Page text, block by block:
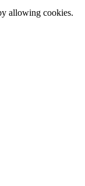
allowing cookies.